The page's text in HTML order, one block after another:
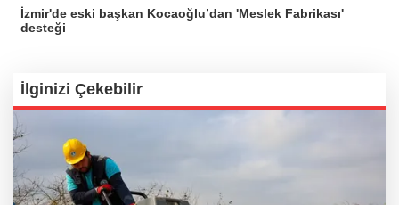
İzmir'de eski başkan Kocaoğlu’dan 'Meslek Fabrikası'
desteği
İlginizi Çekebilir